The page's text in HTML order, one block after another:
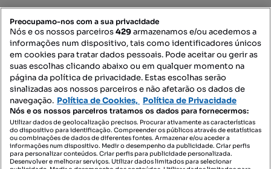
Mapa do Site
Contacte-nos
SIGA-NOS:
Preocupamo-nos com a sua privacidade
Nós e os nossos parceiros429armazenamos e/ou acedemos a
informações num dispositivo, tais como identificadores únicos
em cookies para tratar dados pessoais. Pode aceitar ou gerir as
suas escolhas clicando abaixo ou em qualquer momento na
página da política de privacidade. Estas escolhas serão
sinalizadas aos nossos parceiros e não afetarão os dados de
navegação. Política de Cookies, Política de Privacidade
Nós e os nossos parceiros tratamos os dados para fornecermos:
Utilizar dados de geolocalização precisos. Procurar ativamente as características
do dispositivo para identificação. Compreender os públicos através de estatísticas
ou combinações de dados de diferentes fontes. Armazenar e/ou aceder a
informações num dispositivo. Medir o desempenho da publicidade. Criar perfis
para personalizar conteúdos. Criar perfis para publicidade personalizada.
Desenvolver e melhorar serviços. Utilizar dados limitados para selecionar